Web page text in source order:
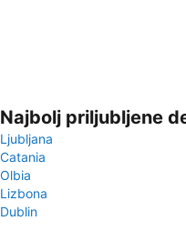
Najbolj priljubljene
Ljubljana
Catania
Olbia
Lizbona
Dublin